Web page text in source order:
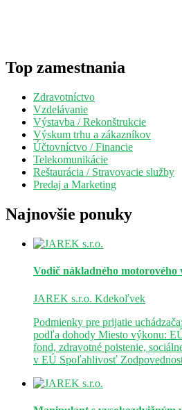
Top zamestnania
Zdravotníctvo
Vzdelávanie
Výstavba / Rekonštrukcie
Výskum trhu a zákazníkov
Účtovníctvo / Financie
Telekomunikácie
Reštaurácia / Stravovacie služby
Predaj a Marketing
Najnovšie ponuky
Vodič nákladného motorového
JAREK s.r.o. Kdekoľvek
Podmienky pre prijatie
podľa dohody Miesto výkonu:
fond, zdravotné poistenie,
v EÚ Spoľahlivosť